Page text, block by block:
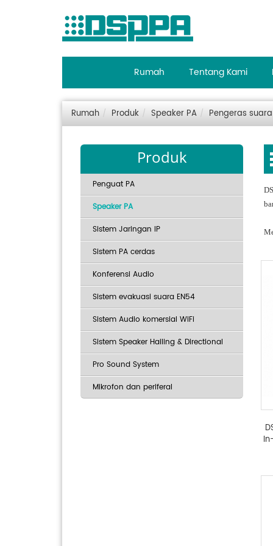
Rumah Tentang Kami
Rumah Produk Speaker PA Pengeras
Produk
Penguat PA
Speaker PA
Sistem Jaringan IP
Sistem PA cerdas
Konferensi Audio
Sistem evakuasi suara EN54
Sistem Audio komersial WiFi
Sistem Speaker Hailing & Directional
Pro Sound System
Mikrofon dan periferal